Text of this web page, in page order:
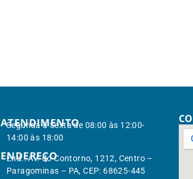
ATENDIMENTO
Segunda à Sexta de 08:00 às 12:00-
14:00 às 18:00
ENDEREÇO
End.: Av. do Contorno, 1212, Centro –
Paragominas – PA, CEP: 68625-445